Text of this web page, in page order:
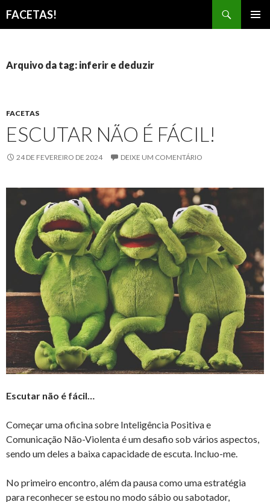
FACETAS!
CONTEÚDO
Arquivo da tag: inferir e deduzir
FACETAS
ESCUTAR NÃO É FÁCIL!
24 DE FEVEREIRO DE 2024 DEIXE UM COMENTÁRIO
Escutar não é fácil…
Começar uma oficina sobre Inteligência Positiva e
Comunicação Não-Violenta é um desafio sob vários aspectos,
sendo um deles a baixa capacidade de escuta. Incluo-me.
No primeiro encontro, além da pausa como uma estratégia
para reconhecer se estou no modo sábio ou sabotador,